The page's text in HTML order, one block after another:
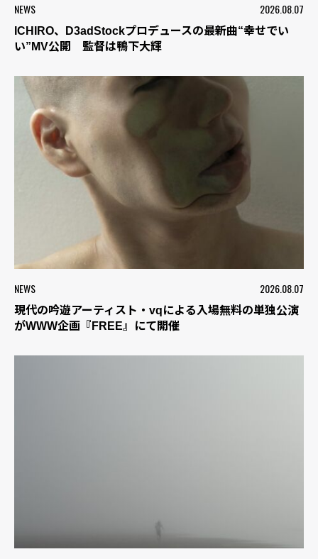
NEWS 2026.08.07
ICHIRO、D3adStockプロデュースの最新曲“幸せでい
い”MV公開 監督は鴨下大輝
NEWS 2026.08.07
現代の吟遊アーティスト・vqによる入場無料の単独公演
がWWW企画『FREE』にて開催